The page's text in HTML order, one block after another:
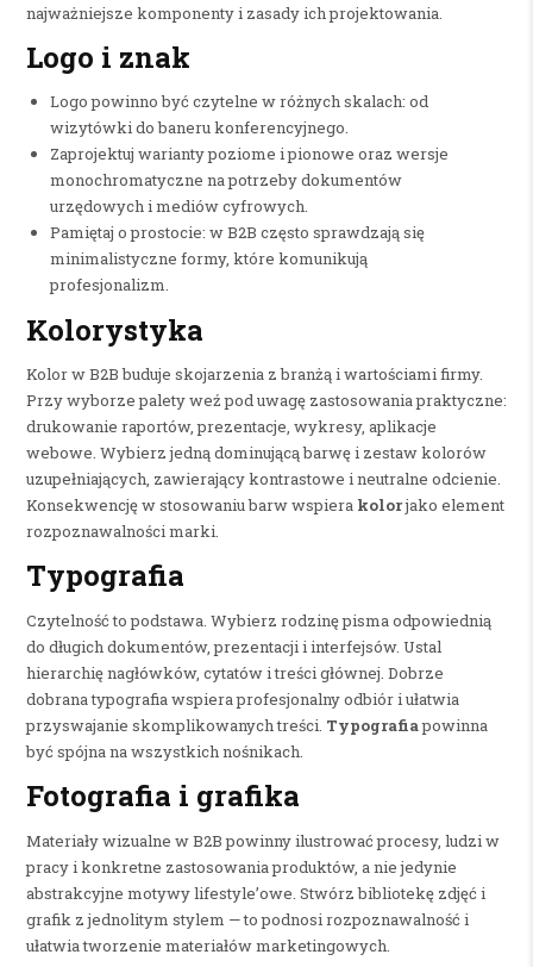
najważniejsze komponenty i zasady ich projektowania.
Logo i znak
Logo powinno być czytelne w różnych skalach: od
wizytówki do baneru konferencyjnego.
Zaprojektuj warianty poziome i pionowe oraz wersje
monochromatyczne na potrzeby dokumentów
urzędowych i mediów cyfrowych.
Pamiętaj o prostocie: w B2B często sprawdzają się
minimalistyczne formy, które komunikują
profesjonalizm.
Kolorystyka
Kolor w B2B buduje skojarzenia z branżą i wartościami firmy.
Przy wyborze palety weź pod uwagę zastosowania praktyczne:
drukowanie raportów, prezentacje, wykresy, aplikacje
webowe. Wybierz jedną dominującą barwę i zestaw kolorów
uzupełniających, zawierający kontrastowe i neutralne odcienie.
Konsekwencję w stosowaniu barw wspiera kolorjako element
rozpoznawalności marki.
Typografia
Czytelność to podstawa. Wybierz rodzinę pisma odpowiednią
do długich dokumentów, prezentacji i interfejsów. Ustal
hierarchię nagłówków, cytatów i treści głównej. Dobrze
dobrana typografia wspiera profesjonalny odbiór i ułatwia
przyswajanie skomplikowanych treści. Typografiapowinna
być spójna na wszystkich nośnikach.
Fotografia i grafika
Materiały wizualne w B2B powinny ilustrować procesy, ludzi w
pracy i konkretne zastosowania produktów, a nie jedynie
abstrakcyjne motywy lifestyle’owe. Stwórz bibliotekę zdjęć i
grafik z jednolitym stylem — to podnosi rozpoznawalność i
ułatwia tworzenie materiałów marketingowych.